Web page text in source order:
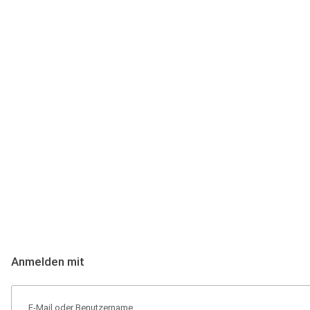
Anmelden mit